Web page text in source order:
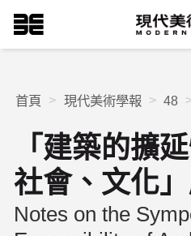
到
主
現代美術
首頁 現代美術學報 48
「建築的擴
社會、文化
Notes on the